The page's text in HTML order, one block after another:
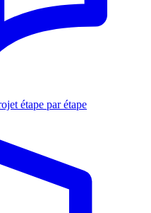
étape par étape